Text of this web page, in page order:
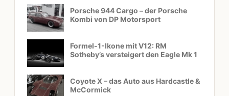
Porsche 944 Cargo – der Porsche
Kombi von DP Motorsport
Formel-1-Ikone mit V12: RM
Sotheby’s versteigert den Eagle Mk 1
Coyote X – das Auto aus Hardcastle &
McCormick